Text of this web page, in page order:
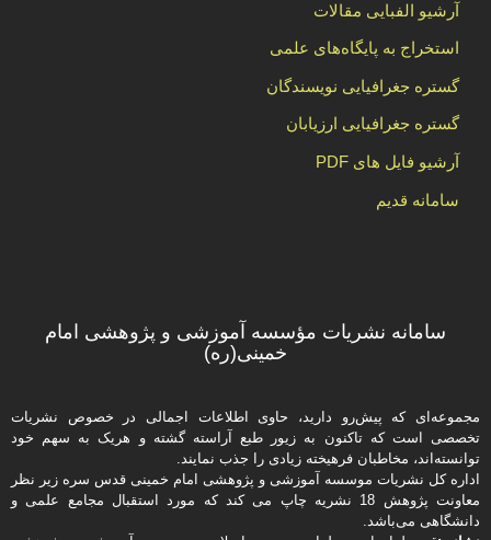
آرشیو الفبایی مقالات
استخراج به پایگاه‌های علمی
گستره جغرافیایی نویسندگان
گستره جغرافیایی ارزیابان
آرشیو فایل های PDF
سامانه قدیم
سامانه نشریات مؤسسه آموزشی و پژوهشی امام
خمینی(ره)
مجموعه‌ای که پیش‌رو دارید،‌ حاوی اطلاعات اجمالی در خصوص نشریات
تخصصی است که تاکنون به زیور طبع آراسته گشته و هریک به سهم خود
توانسته‌اند، مخاطبان فرهیخته‌ زیادی را جذب نمایند.
اداره كل نشریات موسسه آموزشی و پژوهشی امام خمینی قدس سره زیر نظر
معاونت پژوهش 18 نشریه چاپ می کند که مورد استقبال مجامع علمی و
دانشگاهی می‌باشد.